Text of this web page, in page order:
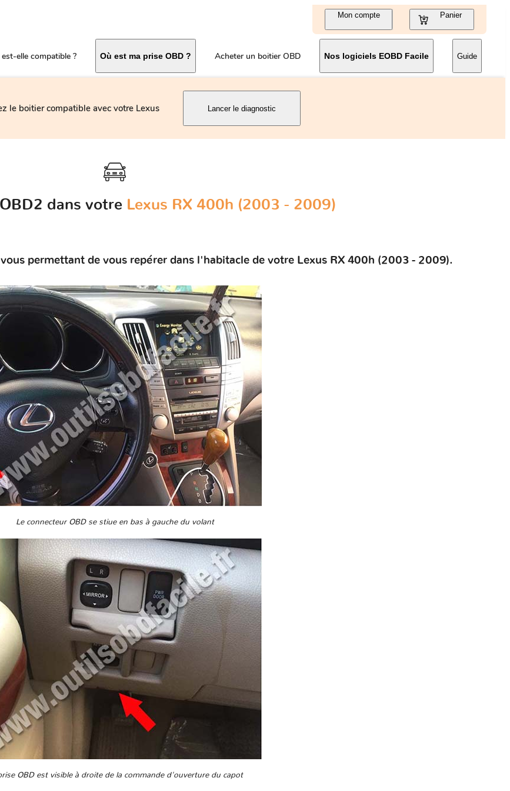
Mon compte Panier
elle compatible ? Où est ma prise OBD ? Acheter un boitier OBD Nos logiciels EOBD Facile Guide
le boitier compatible avec votre Lexus Lancer le diagnostic
dans votre Lexus RX 400h (2003 - 2009)
permettant de vous repérer dans l'habitacle de votre Lexus RX 400h (2003 - 2009).
Le connecteur OBD se stiue en bas à gauche du volant
OBD est visible à droite de la commande d'ouverture du capot